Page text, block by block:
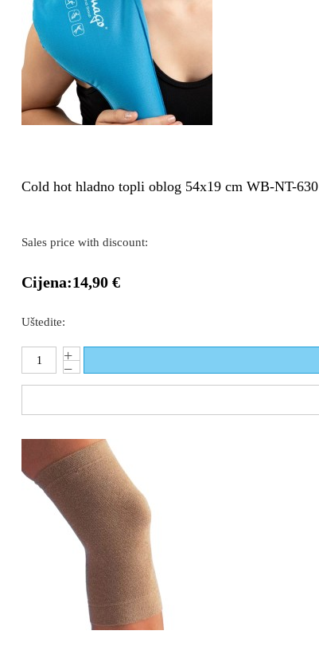
Cold hot hladno topli oblog 54x19 cm WB-NT-630
Sales price with discount:
Cijena:14,90 €
Uštedite: